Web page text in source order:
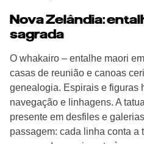
Nova Zelândia:
sagrada
O whakairo – entalhe maori
casas de reunião e canoas
genealogia. Espirais e figuras
navegação e linhagens. A
presente em desfiles e
passagem: cada linha conta a